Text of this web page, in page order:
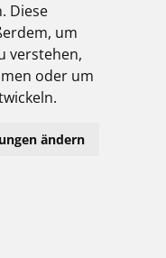
Diese
um
verstehen,
oder um
ändern